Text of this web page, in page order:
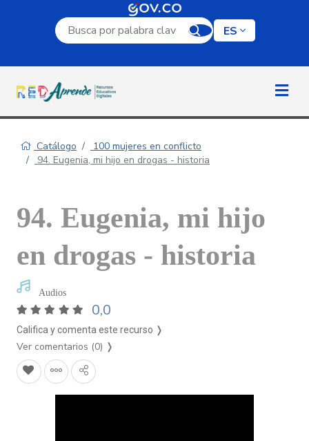
Campo de búsqueda por palabra clave
ES
Catálogo
100 mujeres en conflicto
94. Eugenia, mi hijo en drogas - historia
94. Eugenia, mi hijo
en drogas - historia
Audios
0,0
Califica y comenta este recurso ❭
Ver comentarios (0) ❭